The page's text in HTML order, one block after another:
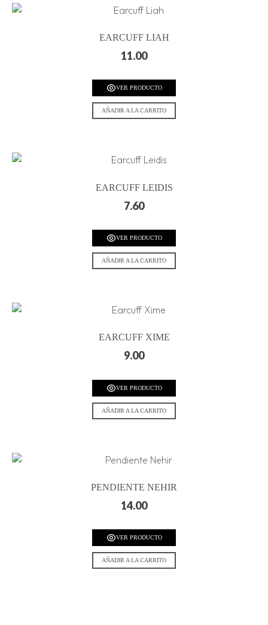
EARCUFF LIAH
11.00
VER PRODUCTO
AÑADIR A LA CARRITO
EARCUFF LEIDIS
7.60
VER PRODUCTO
AÑADIR A LA CARRITO
EARCUFF XIME
9.00
VER PRODUCTO
AÑADIR A LA CARRITO
PENDIENTE NEHIR
14.00
VER PRODUCTO
AÑADIR A LA CARRITO